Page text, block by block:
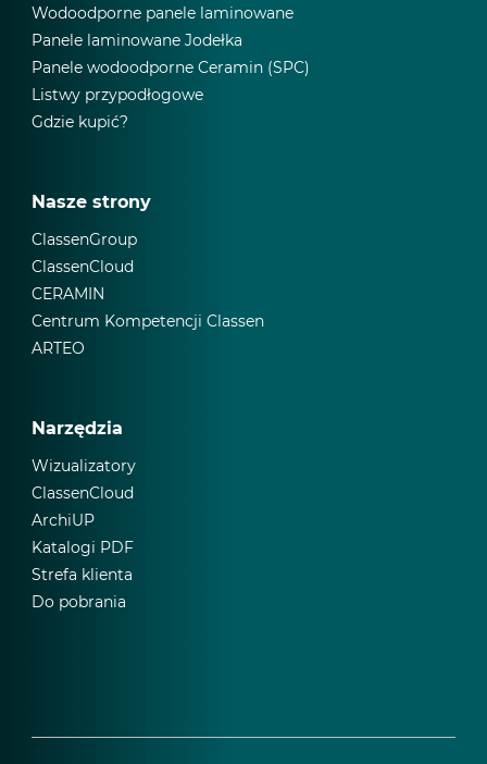
Wodoodporne panele laminowane
Panele laminowane Jodełka
Panele wodoodporne Ceramin (SPC)
Listwy przypodłogowe
Gdzie kupić?
Nasze strony
ClassenGroup
ClassenCloud
CERAMIN
Centrum Kompetencji Classen
ARTEO
Narzędzia
Wizualizatory
ClassenCloud
ArchiUP
Katalogi PDF
Strefa klienta
Do pobrania